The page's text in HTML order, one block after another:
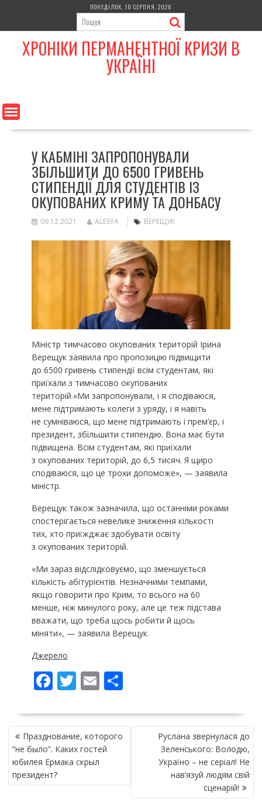
content
ПОНЕДІЛОК, 10 СЕРПНЯ, 2026
ХРОНІКИ ПЕРМАНЕНТНОЇ КРИЗИ В
УКРАЇНІ
У КАБМІНІ ЗАПРОПОНУВАЛИ
ЗБІЛЬШИТИ ДО 6500 ГРИВЕНЬ
СТИПЕНДІЇ ДЛЯ СТУДЕНТІВ ІЗ
ОКУПОВАНИХ КРИМУ ТА ДОНБАСУ
09.12.2021 ALESYA ВЕРЕЩУК
Міністр тимчасово окупованих територій Ірина
Верещук заявила про пропозицію підвищити
до 6500 гривень стипендії всім студентам, які
приїхали з тимчасово окупованих
територій.«Ми запропонували, і я сподіваюся,
мене підтримають колеги з уряду, і я навіть
не сумніваюся, що мене підтримають і прем’єр, і
президент, збільшити стипендію. Вона має бути
підвищена. Всім студентам, які приїхали
з окупованих територій, до 6,5 тисяч. Я щиро
сподіваюся, що це трохи допоможе», — заявила
міністр.
Верещук також зазначила, що останніми роками
спостерігається невелике зниження кількості
тих, хто приїжджає здобувати освіту
з окупованих територій.
«Ми зараз відслідковуємо, що зменшується
кількість абітурієнтів. Незначними темпами,
якщо говорити про Крим, то всього на 60
менше, ніж минулого року, але це теж підстава
вважати, що треба щось робити й щось
міняти», — заявила Верещук.
Джерело
F
e
b
o
o
k
T
itt
er
E
ai
l
П
ді
и
НАВІГАЦІЯ
ЗАПИСІВ
Празднование, которого
“не было”. Каких гостей
юбилея Ермака скрыл
президент?
Руслана звернулася до
Зеленського: Володю,
Україно – не серіал! Не
нав’язуй людям свій
сценарій!